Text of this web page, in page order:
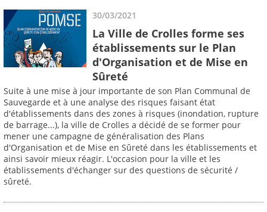
30/03/2021
La Ville de Crolles forme ses
établissements sur le Plan
d'Organisation et de Mise en
Sûreté
Suite à une mise à jour importante de son Plan Communal de
Sauvegarde et à une analyse des risques faisant état
d'établissements dans des zones à risques (inondation, rupture
de barrage...), la ville de Crolles a décidé de se former pour
mener une campagne de généralisation des Plans
d'Organisation et de Mise en Sûreté dans les établissements et
ainsi savoir mieux réagir. L'occasion pour la ville et les
établissements d'échanger sur des questions de sécurité /
sûreté.